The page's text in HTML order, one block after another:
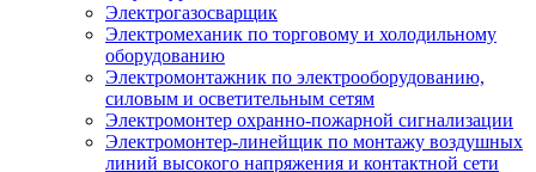
Электрогазосварщик
Электромеханик по торговому и холодильному
оборудованию
Электромонтажник по электрооборудованию,
силовым и осветительным сетям
Электромонтер охранно-пожарной сигнализации
Электромонтер-линейщик по монтажу воздушных
линий высокого напряжения и контактной сети